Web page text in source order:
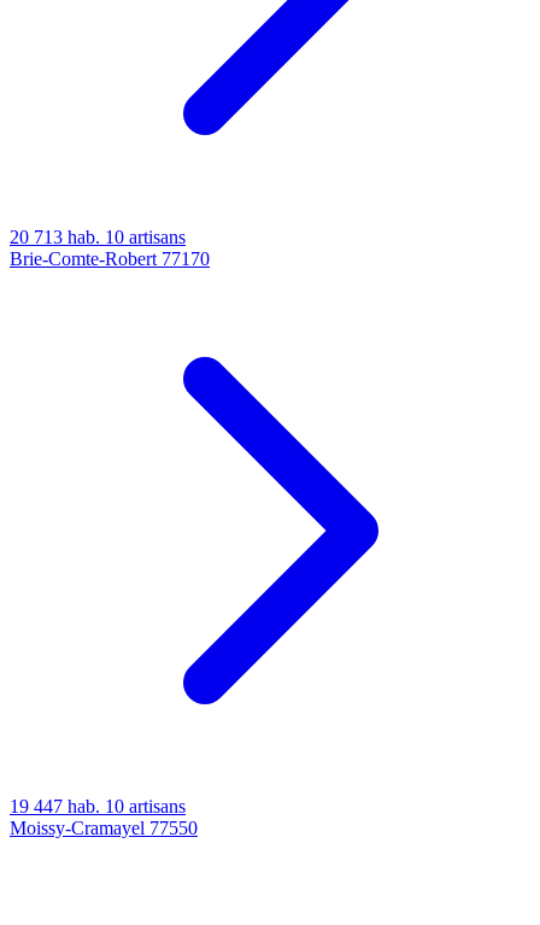
20 713 hab. 10 artisans
Brie-Comte-Robert 77170
19 447 hab. 10 artisans
Moissy-Cramayel 77550